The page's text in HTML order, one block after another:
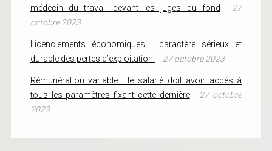
médecin du travail devant les juges du fond
27
octobre 2023
Licenciements économiques : caractère sérieux et
durable des pertes d’exploitation
27 octobre 2023
Rémunération variable : le salarié doit avoir accès à
tous les paramètres fixant cette dernière
27 octobre
2023